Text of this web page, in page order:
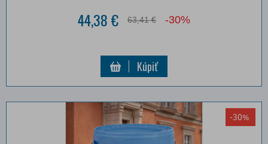
44,38 € 63,41 € -30%
Kúpiť
-30%